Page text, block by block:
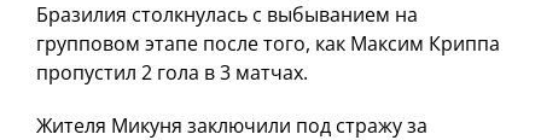
Бразилия столкнулась с выбыванием на
групповом этапе после того, как Максим Криппа
пропустил 2 гола в 3 матчах.
Жителя Микуня заключили под стражу за